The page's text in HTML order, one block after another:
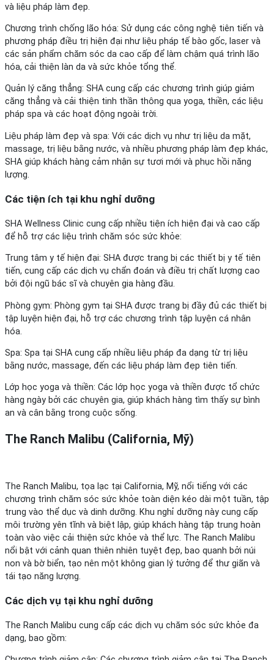
và liệu pháp làm đẹp.
Chương trình chống lão hóa: Sử dụng các công nghệ tiên tiến và
phương pháp điều trị hiện đại như liệu pháp tế bào gốc, laser và
các sản phẩm chăm sóc da cao cấp để làm chậm quá trình lão
hóa, cải thiện làn da và sức khỏe tổng thể.
Quản lý căng thẳng: SHA cung cấp các chương trình giúp giảm
căng thẳng và cải thiện tinh thần thông qua yoga, thiền, các liệu
pháp spa và các hoạt động ngoài trời.
Liệu pháp làm đẹp và spa: Với các dịch vụ như trị liệu da mặt,
massage, trị liệu bằng nước, và nhiều phương pháp làm đẹp khác,
SHA giúp khách hàng cảm nhận sự tươi mới và phục hồi năng
lượng.
Các tiện ích tại khu nghỉ dưỡng
SHA Wellness Clinic cung cấp nhiều tiện ích hiện đại và cao cấp
để hỗ trợ các liệu trình chăm sóc sức khỏe:
Trung tâm y tế hiện đại: SHA được trang bị các thiết bị y tế tiên
tiến, cung cấp các dịch vụ chẩn đoán và điều trị chất lượng cao
bởi đội ngũ bác sĩ và chuyên gia hàng đầu.
Phòng gym: Phòng gym tại SHA được trang bị đầy đủ các thiết bị
tập luyện hiện đại, hỗ trợ các chương trình tập luyện cá nhân
hóa.
Spa: Spa tại SHA cung cấp nhiều liệu pháp đa dạng từ trị liệu
bằng nước, massage, đến các liệu pháp làm đẹp tiên tiến.
Lớp học yoga và thiền: Các lớp học yoga và thiền được tổ chức
hàng ngày bởi các chuyên gia, giúp khách hàng tìm thấy sự bình
an và cân bằng trong cuộc sống.
The Ranch Malibu (California, Mỹ)
The Ranch Malibu, tọa lạc tại California, Mỹ, nổi tiếng với các
chương trình chăm sóc sức khỏe toàn diện kéo dài một tuần, tập
trung vào thể dục và dinh dưỡng. Khu nghỉ dưỡng này cung cấp
môi trường yên tĩnh và biệt lập, giúp khách hàng tập trung hoàn
toàn vào việc cải thiện sức khỏe và thể lực. The Ranch Malibu
nổi bật với cảnh quan thiên nhiên tuyệt đẹp, bao quanh bởi núi
non và bờ biển, tạo nên một không gian lý tưởng để thư giãn và
tái tạo năng lượng.
Các dịch vụ tại khu nghỉ dưỡng
The Ranch Malibu cung cấp các dịch vụ chăm sóc sức khỏe đa
dạng, bao gồm: